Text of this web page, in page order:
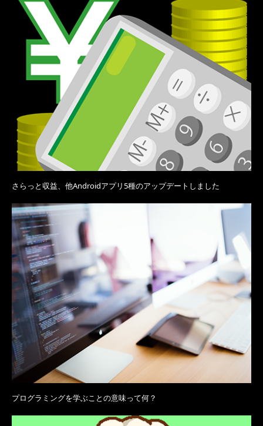
さらっと収益、他Androidアプリ5種のアップデートしました
プログラミングを学ぶことの意味って何？